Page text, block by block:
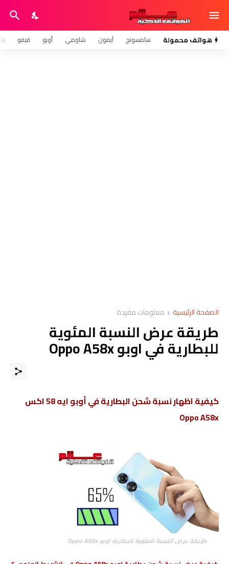
هواتف محمولة سامسونج آيفون شاومي أوبو فيفو
الصفحة الرئيسية معلومات مفيدة
طريقة عرض النسبة المئوية
للبطارية في اوبو Oppo A58x
كيفية اظهار نسبة شحن البطارية في أوبو ايه 58 اكس
Oppo A58x
طريقة عرض النسبة المئوية للبطارية اوبو Oppo A58x